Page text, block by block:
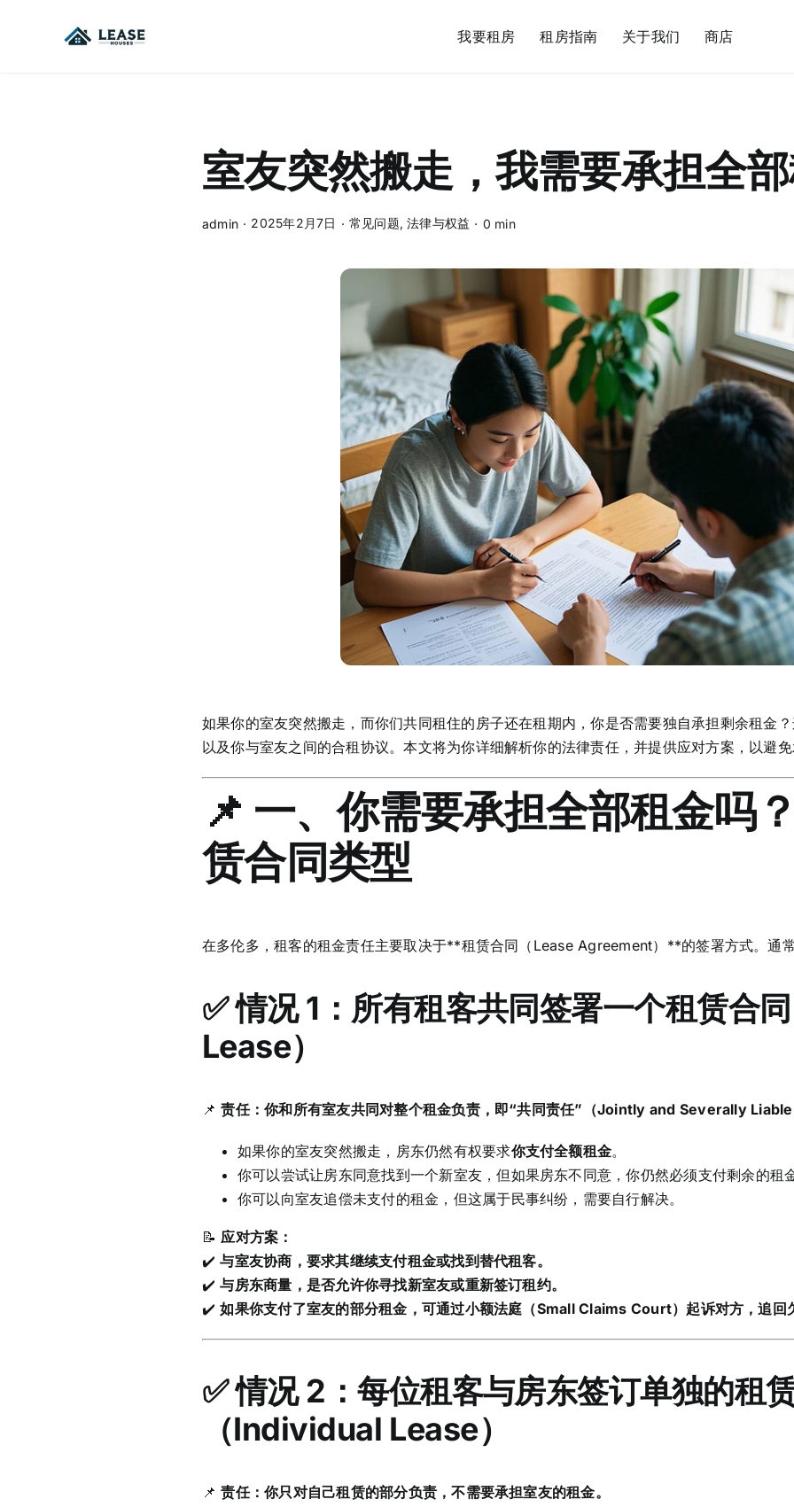
我要租房 租房指南 关于我们 商店
室友突然搬走，我需要承担全
admin · 2025年2月7日 · 常见问题,法律与权益 · 0 min
如果你的室友突然搬走，而你们共同租住的房子还在租期内，你是否需要独自承担剩余租金
以及你与室友之间的合租协议。本文将为你详细解析你的法律责任，并提供应对方案，以避
📌 一、你需要承担全部租金吗
赁合同类型
在多伦多，租客的租金责任主要取决于**租赁合同（Lease Agreement）**的签署方式。通
✅ 情况 1：所有租客共同签署一个租赁合
Lease）
📌责任：你和所有室友共同对整个租金负责，即“共同责任”（Jointly and Severally
如果你的室友突然搬走，房东仍然有权要求你支付全额租金。
你可以尝试让房东同意找到一个新室友，但如果房东不同意，你仍然必须支付剩余的租
你可以向室友追偿未支付的租金，但这属于民事纠纷，需要自行解决。
📝应对方案：
✔️与室友协商，要求其继续支付租金或找到替代租客。
✔️与房东商量，是否允许你寻找新室友或重新签订租约。
✔️如果你支付了室友的部分租金，可通过小额法庭（Small Claims Court）起诉对方，追回
✅ 情况 2：每位租客与房东签订单独的租
（Individual Lease）
📌责任：你只对自己租赁的部分负责，不需要承担室友的租金。